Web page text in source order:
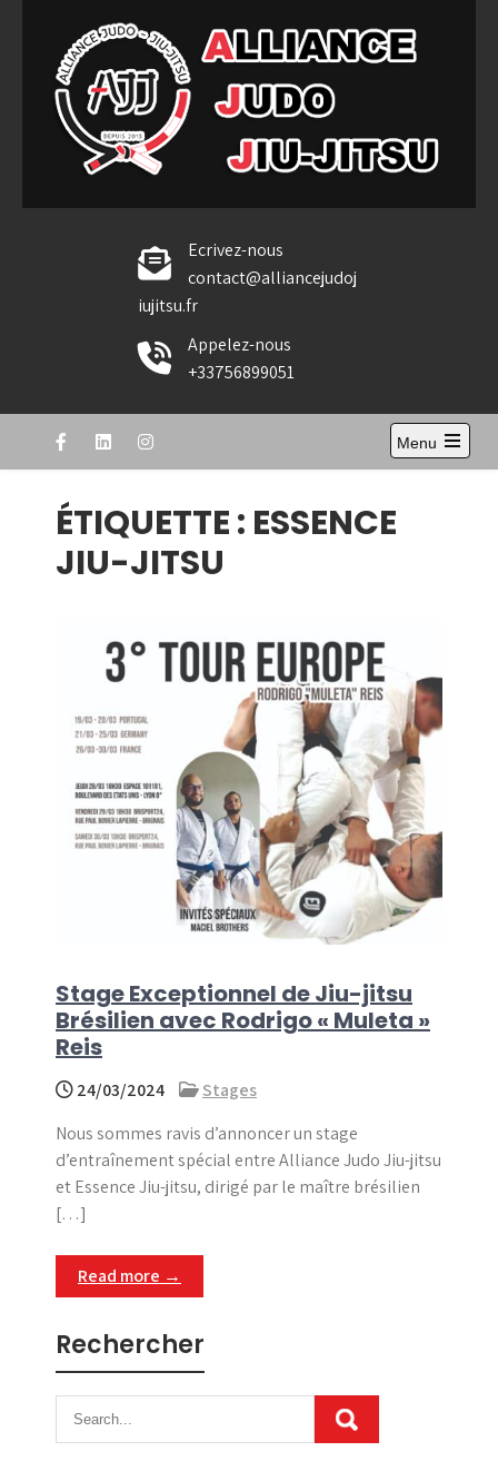
content
Alliance Judo Jiu-jitsu
Ecrivez-nous
contact@alliancejudoj
iujitsu.fr
Appelez-nous
+33756899051
Menu
Open
ÉTIQUETTE : ESSENCE
JIU-JITSU
Stage Exceptionnel de Jiu-jitsu
Brésilien avec Rodrigo « Muleta »
Reis
24/03/2024
Stages
Nous sommes ravis d’annoncer un stage
d’entraînement spécial entre Alliance Judo Jiu-jitsu
et Essence Jiu-jitsu, dirigé par le maître brésilien
[…]
Read more →
Rechercher